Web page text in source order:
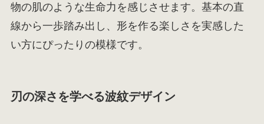
物の肌のような生命力を感じさせます。基本の直
線から一歩踏み出し、形を作る楽しさを実感した
い方にぴったりの模様です。
刃の深さを学べる波紋デザイン